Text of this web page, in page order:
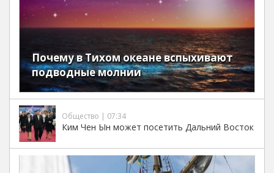
Почему в Тихом океане вспыхивают
подводные молнии
Общество | 07:34
Ким Чен Ын может посетить Дальний Восток